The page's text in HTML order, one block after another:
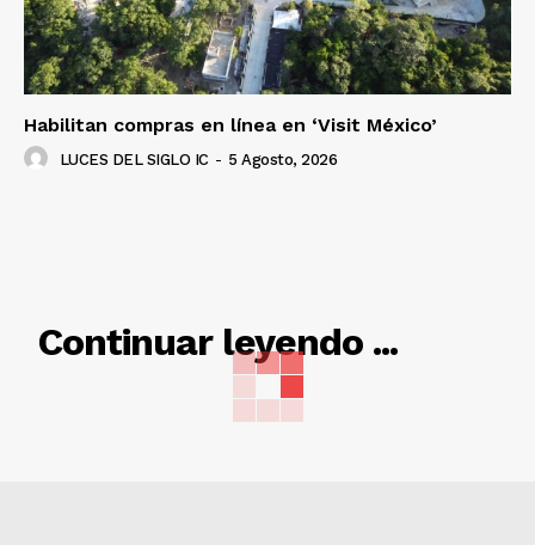
Habilitan compras en línea en ‘Visit México’
LUCES DEL SIGLO IC - 5 Agosto, 2026
Continuar leyendo ...
RELACIONADO